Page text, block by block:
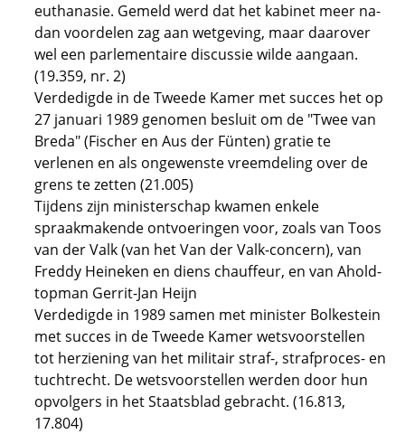
euthanasie. Gemeld werd dat het kabinet meer na-
dan voordelen zag aan wetgeving, maar daarover
wel een parlementaire discussie wilde aangaan.
(19.359, nr. 2)
Verdedigde in de Tweede Kamer met succes het op
27 januari 1989 genomen besluit om de "Twee van
Breda" (Fischer en Aus der Fünten) gratie te
verlenen en als ongewenste vreemdeling over de
grens te zetten (21.005)
Tijdens zijn ministerschap kwamen enkele
spraakmakende ontvoeringen voor, zoals van Toos
van der Valk (van het Van der Valk-concern), van
Freddy Heineken en diens chauffeur, en van Ahold-
topman Gerrit-Jan Heijn
Verdedigde in 1989 samen met minister Bolkestein
met succes in de Tweede Kamer wetsvoorstellen
tot herziening van het militair straf-, strafproces- en
tuchtrecht. De wetsvoorstellen werden door hun
opvolgers in het Staatsblad gebracht. (16.813,
17.804)